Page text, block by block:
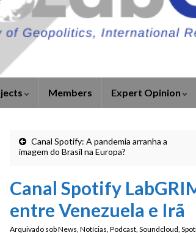
Members Expert Opinion
Canal Spotify: A pandemia arranha a
imagem do Brasil na Europa?
Canal Spotify
entre Venezuela e Irã
Arquivado sobNews, Notícias, Podcast, Soundcloud,